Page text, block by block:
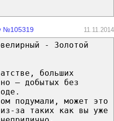
№105319 11.11.2014
- Золотой
больших
— добытых без
подумали, может это
за таких как вы уже